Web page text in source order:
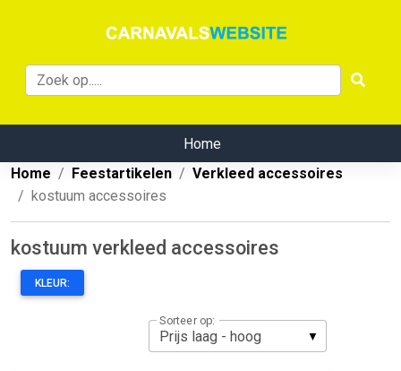
Home
Home
Feestartikelen
Verkleed accessoires
kostuum accessoires
kostuum verkleed accessoires
KLEUR:
Sorteer op: